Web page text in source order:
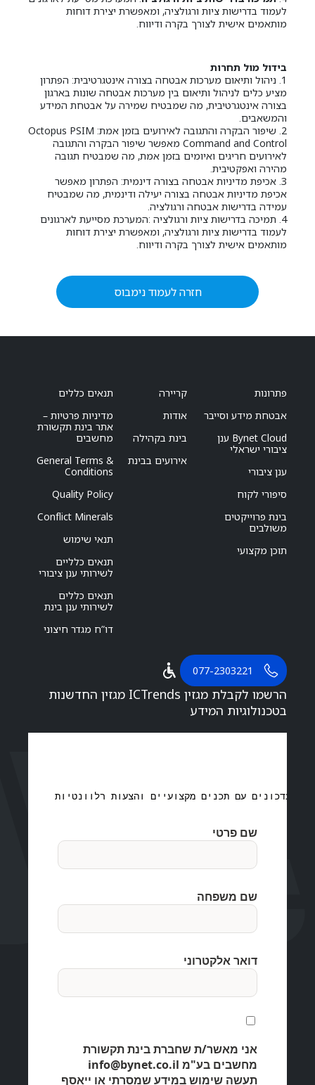
לעמוד בדרישות ציות ורגולציה, ומאפשרת יצירת דוחות
מותאמים אישית לצורך בקרה ודיווח.
בידול מול תחרות
1. ניהול ותיאום מערכות אבטחה בצורה אינטגרטיבית: הפתרון
מציע כלים לניהול ותיאום בין מערכות אבטחה שונות בארגון
בצורה אינטגרטיבית, מה שמבטיח שמירה על אבטחת המידע
והמשאבים.
2. שיפור הבקרה והתגובה לאירועים בזמן אמת: Octopus PSIM
Command and Control מאפשר שיפור הבקרה והתגובה
לאירועים חריגים ואיומים בזמן אמת, מה שמבטיח תגובה
מהירה ואפקטיבית.
3. אכיפת מדיניות אבטחה בצורה דינמית: הפתרון מאפשר
אכיפת מדיניות אבטחה בצורה יעילה ודינמית, מה שמבטיח
עמידה בדרישות אבטחה ורגולציה.
4. תמיכה בדרישות ציות ורגולציה :המערכת מסייעת לארגונים
לעמוד בדרישות ציות ורגולציה, ומאפשרת יצירת דוחות
מותאמים אישית לצורך בקרה ודיווח.
חזרה לעמוד נימבוס
פתרונות
אבטחת מידע וסייבר
Bynet Cloud ענן
ציבורי ישראלי
ענן ציבורי
סיפורי לקוח
בינת פרוייקטים
משולבים
תוכן מקצועי
קריירה
אודות
בינת בקהילה
אירועים בבינת
תנאים כללים
מדיניות פרטיות –
אתר בינת תקשורת
מחשבים
General Terms &
Conditions
Quality Policy
Conflict Minerals
תנאי שימוש
תנאים כלליים
לשירותי ענן ציבורי
תנאים כללים
לשירותי ענן בינת
דו”ח מגדר חיצוני
077-2303221
הרשמו לקבלת מגזין ICTrends מגזין החדשנות
בטכנולוגיות המידע